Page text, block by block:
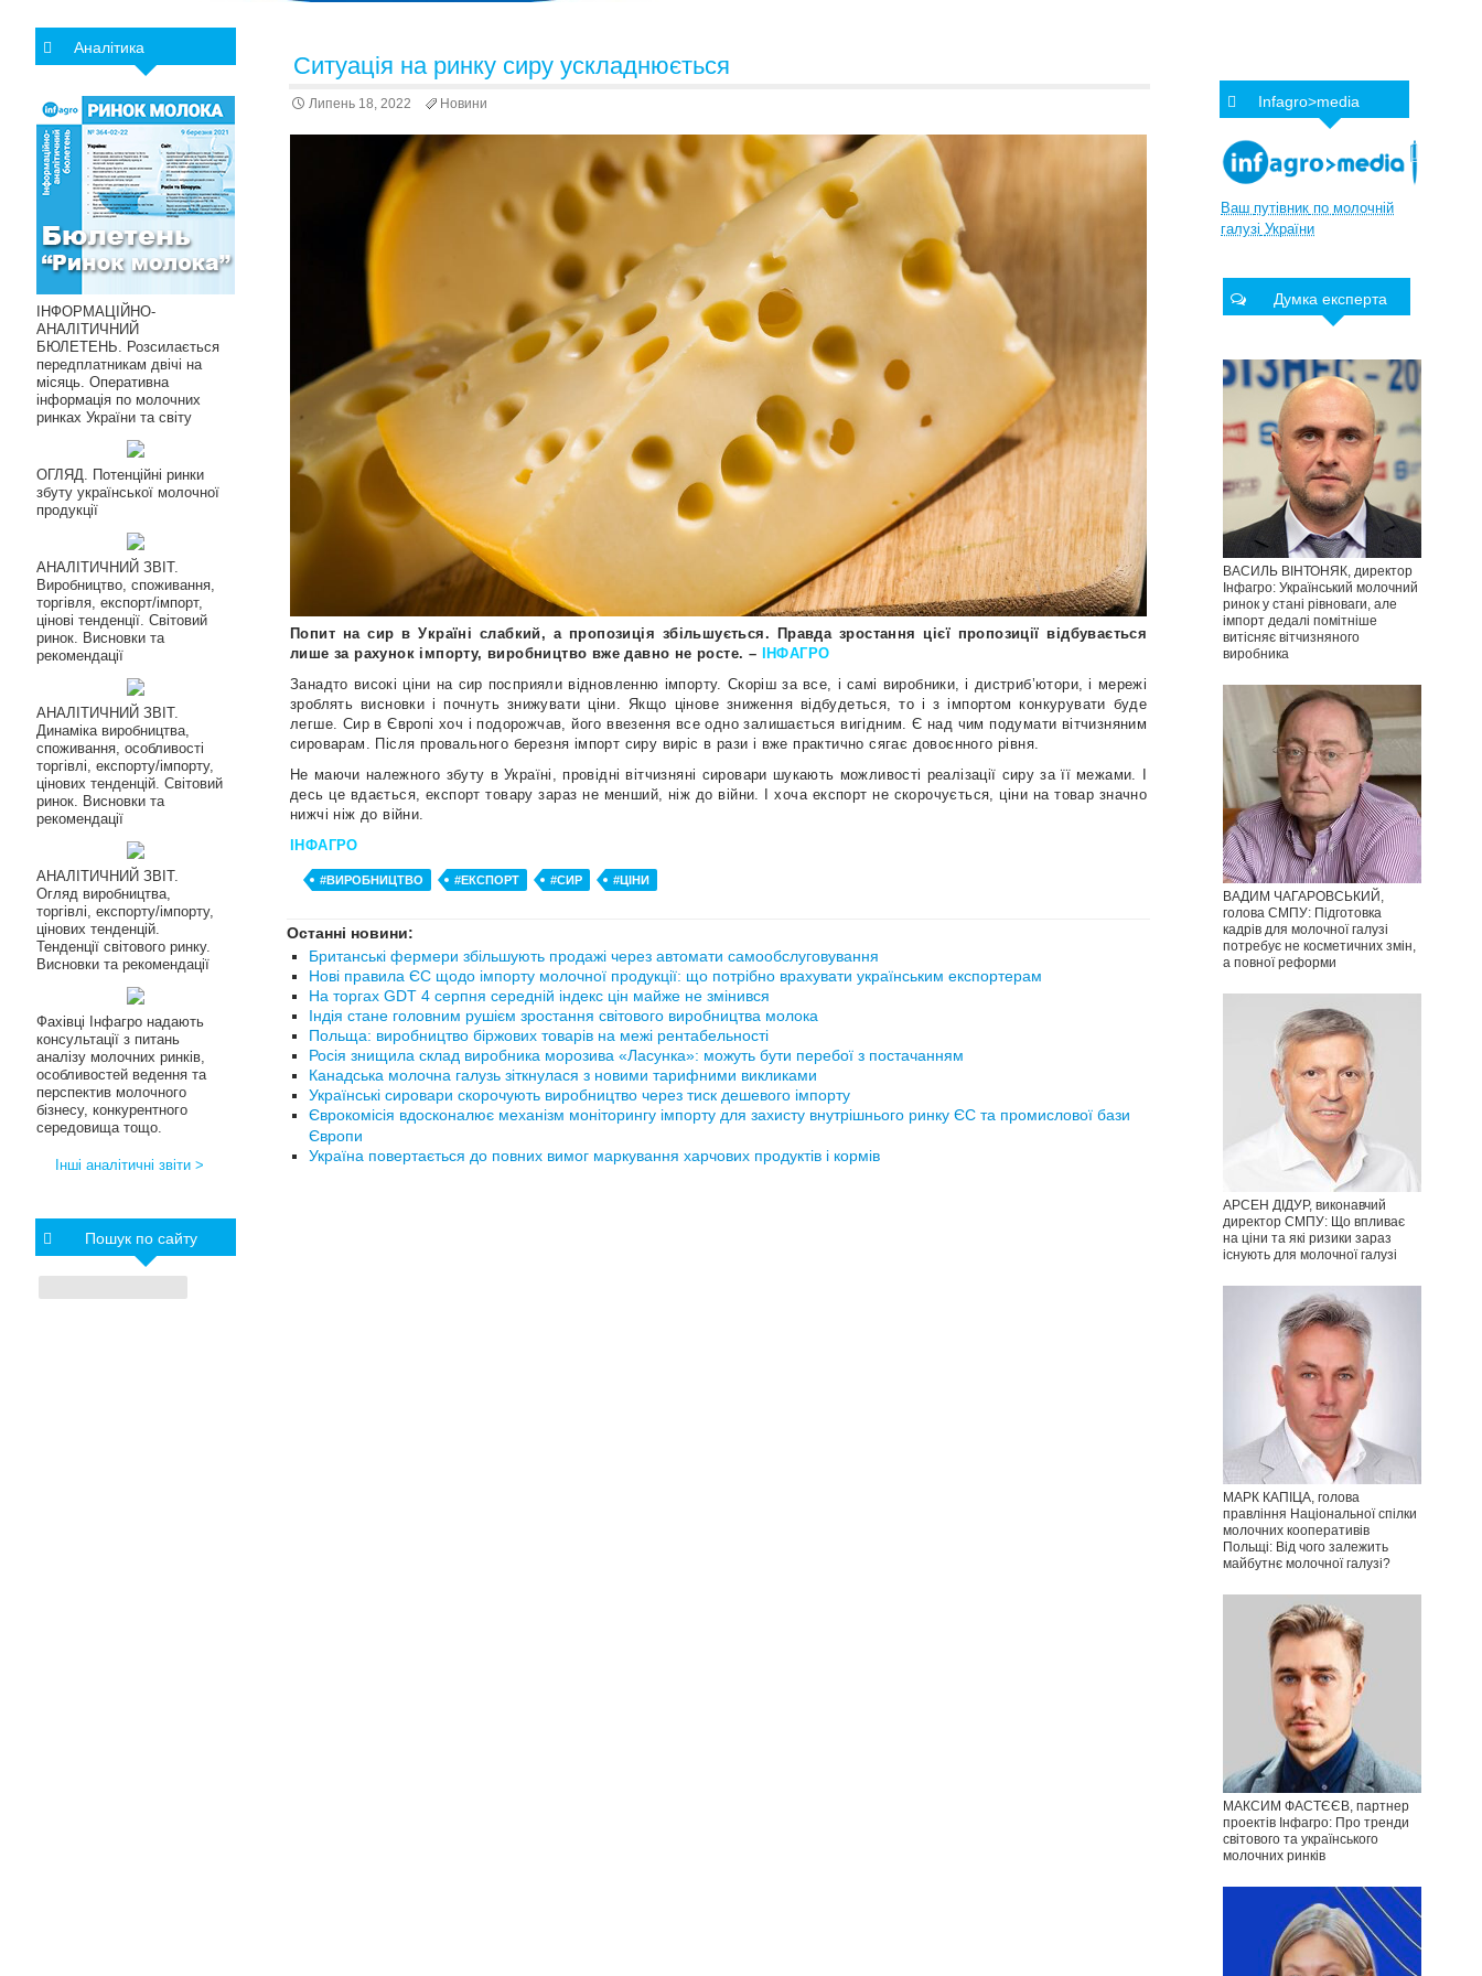
Ситуація на ринку сиру ускладнюється
Липень 18, 2022 Новини
Попит на сир в Україні слабкий, а пропозиція збільшується. Правда зростання цієї пропозиції відбувається
лише за рахунок імпорту, виробництво вже давно не росте. –
ІНФАГРО
Занадто високі ціни на сир посприяли відновленню імпорту. Скоріш за все, і самі виробники, і дистриб’ютори, і мережі
зроблять висновки і почнуть знижувати ціни. Якщо цінове зниження відбудеться, то і з імпортом конкурувати буде
легше. Сир в Європі хоч і подорожчав, його ввезення все одно залишається вигідним. Є над чим подумати вітчизняним
сироварам. Після провального березня імпорт сиру виріс в рази і вже практично сягає довоєнного рівня.
Не маючи належного збуту в Україні, провідні вітчизняні сировари шукають можливості реалізації сиру за її межами. І
десь це вдається, експорт товару зараз не менший, ніж до війни. І хоча експорт не скорочується, ціни на товар значно
нижчі ніж до війни.
ІНФАГРО
#ВИРОБНИЦТВО #ЕКСПОРТ #СИР #ЦІНИ
Останні новини:
Британські фермери збільшують продажі через автомати самообслуговування
Нові правила ЄС щодо імпорту молочної продукції: що потрібно врахувати українським експортерам
На торгах GDT 4 серпня середній індекс цін майже не змінився
Індія стане головним рушієм зростання світового виробництва молока
Польща: виробництво біржових товарів на межі рентабельності
Росія знищила склад виробника морозива «Ласунка»: можуть бути перебої з постачанням
Канадська молочна галузь зіткнулася з новими тарифними викликами
Українські сировари скорочують виробництво через тиск дешевого імпорту
Єврокомісія вдосконалює механізм моніторингу імпорту для захисту внутрішнього ринку ЄС та промислової бази
Європи
Україна повертається до повних вимог маркування харчових продуктів і кормів
Infagro>media
Ваш путівник по молочній
галузі України
Думка експерта
ВАСИЛЬ ВІНТОНЯК, директор
Інфагро: Український молочний
ринок у стані рівноваги, але
імпорт дедалі помітніше
витісняє вітчизняного
виробника
ВАДИМ ЧАГАРОВСЬКИЙ,
голова СМПУ: Підготовка
кадрів для молочної галузі
потребує не косметичних змін,
а повної реформи
АРСЕН ДІДУР, виконавчий
директор СМПУ: Що впливає
на ціни та які ризики зараз
існують для молочної галузі
МАРК КАПІЦА, голова
правління Національної спілки
молочних кооперативів
Польщі: Від чого залежить
майбутнє молочної галузі?
МАКСИМ ФАСТЄЄВ, партнер
проектів Інфагро: Про тренди
світового та українського
молочних ринків
Аналітика
ІНФОРМАЦІЙНО-
АНАЛІТИЧНИЙ
БЮЛЕТЕНЬ. Розсилається
передплатникам двічі на
місяць. Оперативна
інформація по молочних
ринках України та світу
ОГЛЯД. Потенційні ринки
збуту української молочної
продукції
АНАЛІТИЧНИЙ ЗВІТ.
Виробництво, споживання,
торгівля, експорт/імпорт,
цінові тенденції. Світовий
ринок. Висновки та
рекомендації
АНАЛІТИЧНИЙ ЗВІТ.
Динаміка виробництва,
споживання, особливості
торгівлі, експорту/імпорту,
цінових тенденцій. Світовий
ринок. Висновки та
рекомендації
АНАЛІТИЧНИЙ ЗВІТ.
Огляд виробництва,
торгівлі, експорту/імпорту,
цінових тенденцій.
Тенденції світового ринку.
Висновки та рекомендації
Фахівці Інфагро надають
консультації з питань
аналізу молочних ринків,
особливостей ведення та
перспектив молочного
бізнесу, конкурентного
середовища тощо.
Інші аналітичні звіти >
Пошук по сайту